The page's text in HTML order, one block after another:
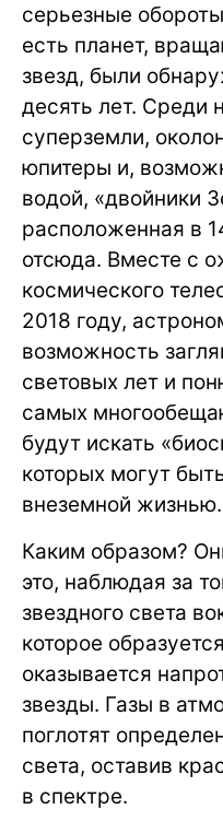
серьезные
есть планет,
звезд, были
десять лет. Среди
суперземли,
юпитеры и,
водой, «двойники
расположенная в
отсюда. Вместе с
космического
2018 году,
возможность
световых лет и
самых
будут искать
которых могут
внеземной жизнью.
Каким образом?
это, наблюдая за
звездного света
которое
оказывается
звезды. Газы в
поглотят
света, оставив
в спектре.